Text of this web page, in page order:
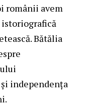
românii avem
Bătălia
independența